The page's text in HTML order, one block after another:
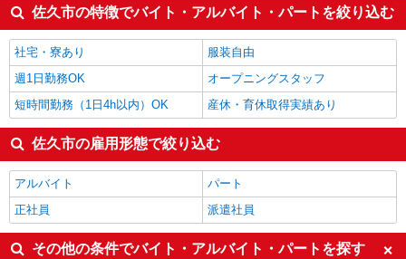
佐久市の特徴でバイト・アルバイト・パートを絞り込む
社宅・寮あり
服装自由
週1日勤務OK
オープニングスタッフ
短時間勤務（1日4h以内）OK
産休・育休取得実績あり
佐久市の雇用形態で絞り込む
アルバイト
パート
正社員
派遣社員
その他の条件でバイト・アルバイト・パートを探す